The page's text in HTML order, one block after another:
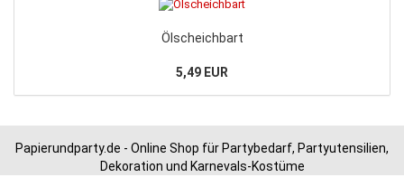
Ölscheichbart
5,49 EUR
Papierundparty.de - Online Shop für Partybedarf, Partyutensilien,
Dekoration und Karnevals-Kostüme